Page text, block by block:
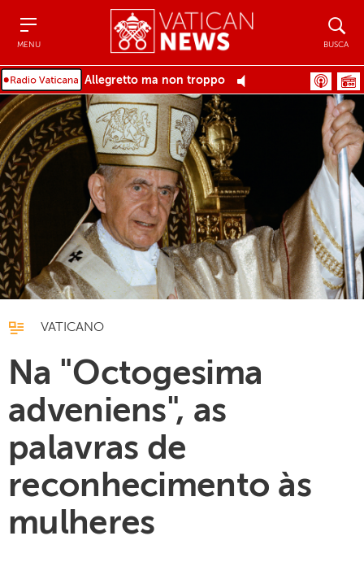
MENU BUSCA
Allegretto ma non troppo
VATICANO
Na "Octogesima
adveniens", as
palavras de
reconhecimento às
mulheres